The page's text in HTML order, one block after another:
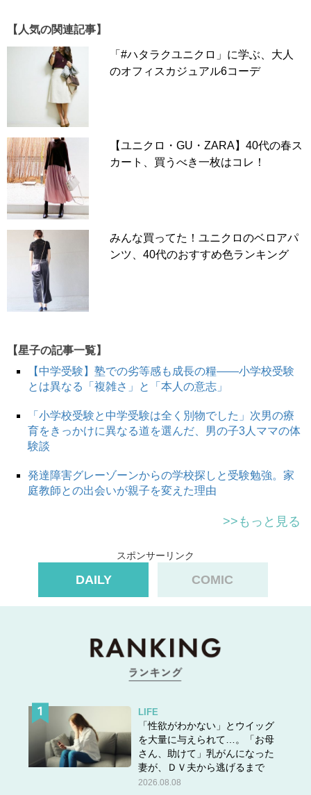
きながらPTA活動にも励む筆者も「服を選ぶ」という作業
に“マネキン買い”してみました。
さらに、以前の記事の読者の方からご指摘いただいた「ア
ンクルパンツの丈が長すぎる」件を改善してみたところ、
思いのほかうれしい発見がありました。
【働く母の「決断の機会を減らす」大人のプチプラマネキ
ン買い】
ネットで思わぬ指摘が！「アンクルパンツの丈が長
すぎる」!?
前回、ユニクロ×アニヤコラボのTシャツをスマートアン
クルパンツにあわせたコーデをまるっと真似したところ、
ネットのコメント欄で「アンクルパンツの丈が長すぎる」
というご指摘をいただきました。
【Before】
・「T1 BOXY／ボクシーT」（1,990円 ※編集部調べ）
・「スマートアンクルパンツ」（3,990円 ※編集部調べ）
・「ラウンドミニショルダーバッグ／ライン 」（1,500円
※編集部調べ）
47歳が大人気コラボTを【ユニクロマネキン買い】した
結果、思いがけない収穫が!?「ほぼジャージの着心地なの
【人気の関連記事】
「#ハタラクユニクロ」に学ぶ、大人
のオフィスカジュアル6コーデ
【ユニクロ・GU・ZARA】40代の春ス
カート、買うべき一枚はコレ！
みんな買ってた！ユニクロのベロアパ
ンツ、40代のおすすめ色ランキング
【星子の記事一覧】
【中学受験】塾での劣等感も成長の糧――小学校受験
とは異なる「複雑さ」と「本人の意志」
「小学校受験と中学受験は全く別物でした」次男の療
育をきっかけに異なる道を選んだ、男の子3人ママの体
験談
発達障害グレーゾーンからの学校探しと受験勉強。家
庭教師との出会いが親子を変えた理由
>>もっと見る
スポンサーリンク
DAILY COMIC
LIFE
「性欲がわかない」とウイッグ
を大量に与えられて…。「お母
さん、助けて」乳がんになった
妻が、ＤＶ夫から逃げるまで
2026.08.08